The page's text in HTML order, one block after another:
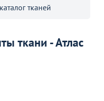
тканей
ткани - Атлас